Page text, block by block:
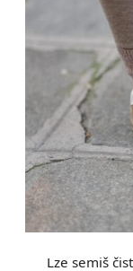
Lze semiš